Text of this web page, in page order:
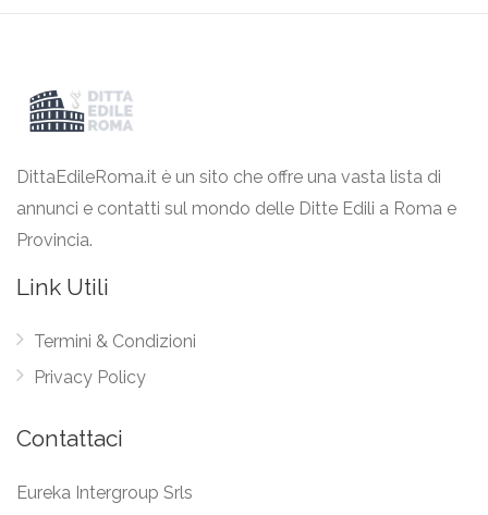
DittaEdileRoma.it è un sito che offre una vasta lista di
annunci e contatti sul mondo delle Ditte Edili a Roma e
Provincia.
Link Utili
Termini & Condizioni
Privacy Policy
Contattaci
Eureka Intergroup Srls